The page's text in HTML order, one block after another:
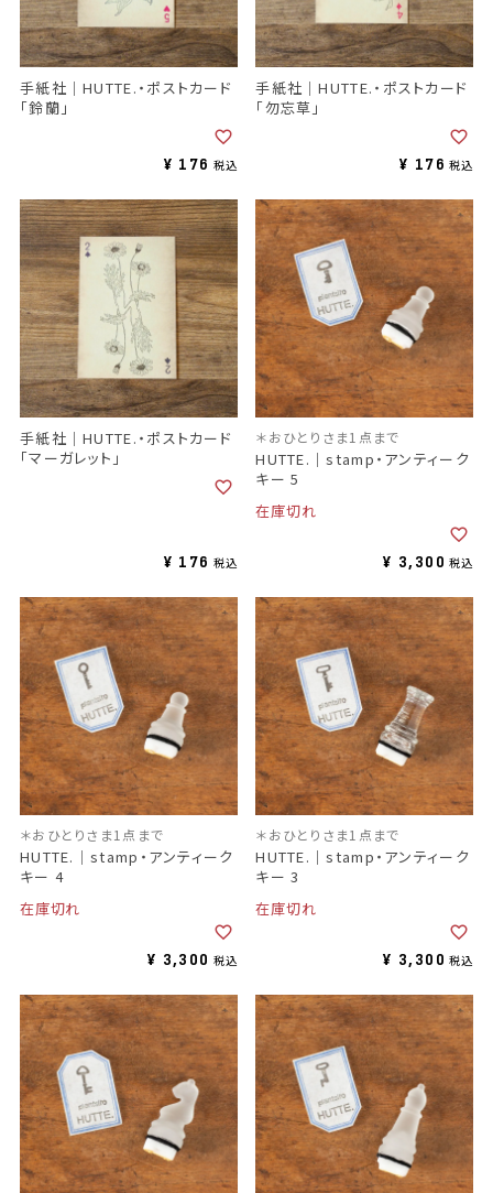
手紙社｜HUTTE.・ポストカード
「鈴蘭」
¥ 176 税込
手紙社｜HUTTE.・ポストカード
「勿忘草」
¥ 176 税込
手紙社｜HUTTE.・ポストカード
「マーガレット」
¥ 176 税込
＊おひとりさま1点まで
HUTTE.｜stamp・アンティーク
キー 5
在庫切れ
¥ 3,300 税込
＊おひとりさま1点まで
HUTTE.｜stamp・アンティーク
キー 4
在庫切れ
¥ 3,300 税込
＊おひとりさま1点まで
HUTTE.｜stamp・アンティーク
キー 3
在庫切れ
¥ 3,300 税込